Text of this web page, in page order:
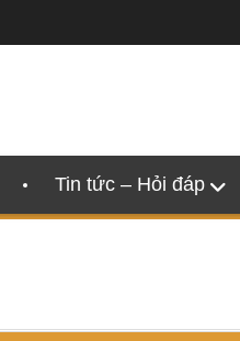
Tin tức – Hỏi đáp